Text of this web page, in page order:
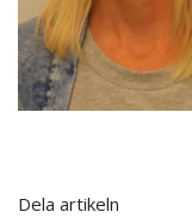
Dela artikeln